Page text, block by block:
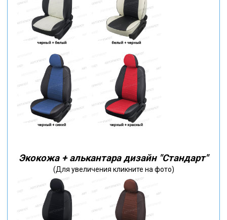
Экокожа + алькантара дизайн "Стандарт"
(Для увеличения кликните на фото)